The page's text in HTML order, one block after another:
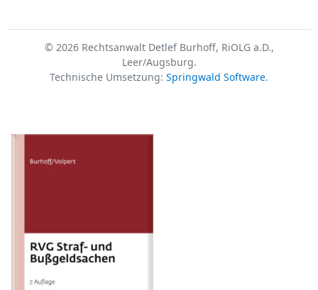
© 2026 Rechtsanwalt Detlef Burhoff, RiOLG a.D.,
Leer/Augsburg.
Technische Umsetzung: Springwald Software.